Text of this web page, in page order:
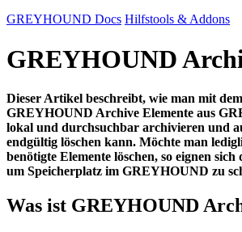
GREYHOUND Docs Hilfstools & Addons
GREYHOUND
Dieser Artikel beschreibt, wie man mit
GREYHOUND Archive Elemente aus
lokal und durchsuchbar archivieren und
endgültig löschen kann. Möchte man
benötigte Elemente löschen, so eignen
um Speicherplatz im GREYHOUND zu
Was ist GREYHOUND